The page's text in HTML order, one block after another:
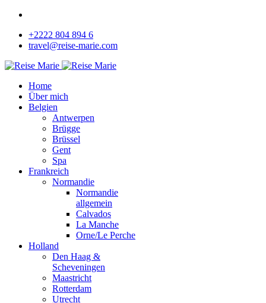
+2222 804 894 6
travel@reise-marie.com
Home
Über mich
Belgien
Antwerpen
Brügge
Brüssel
Gent
Spa
Frankreich
Normandie
Normandie
allgemein
Calvados
La Manche
Orne/Le Perche
Holland
Den Haag &
Scheveningen
Maastricht
Rotterdam
Utrecht